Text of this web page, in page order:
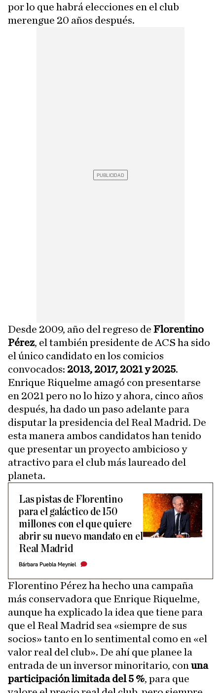
por lo que habrá elecciones en el club
merengue 20 años después.
Desde 2009, año del regreso de Florentino
Pérez, el también presidente de ACS ha sido
el único candidato en los comicios
convocados: 2013, 2017, 2021 y 2025.
Enrique Riquelme amagó con presentarse
en 2021 pero no lo hizo y ahora, cinco años
después, ha dado un paso adelante para
disputar la presidencia del Real Madrid. De
esta manera ambos candidatos han tenido
que presentar un proyecto ambicioso y
atractivo para el club más laureado del
planeta.
Las pistas de Florentino
para el galáctico de 150
millones con el que quiere
abrir su nuevo mandato en el
Real Madrid
Bárbara Puebla Meyniel
Florentino Pérez ha hecho una campaña
más conservadora que Enrique Riquelme,
aunque ha explicado la idea que tiene para
que el Real Madrid sea «siempre de sus
socios» tanto en lo sentimental como en «el
valor real del club». De ahí que planee la
entrada de un inversor minoritario, con una
participación limitada del 5 %, para que